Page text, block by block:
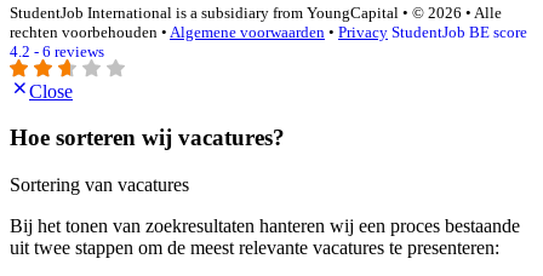
StudentJob International is a subsidiary from YoungCapital • © 2026 • Alle
rechten voorbehouden • Algemene voorwaarden • Privacy StudentJob BE score
4.2 - 6 reviews
Close
Hoe sorteren wij vacatures?
Sortering van vacatures
Bij het tonen van zoekresultaten hanteren wij een proces bestaande
uit twee stappen om de meest relevante vacatures te presenteren: